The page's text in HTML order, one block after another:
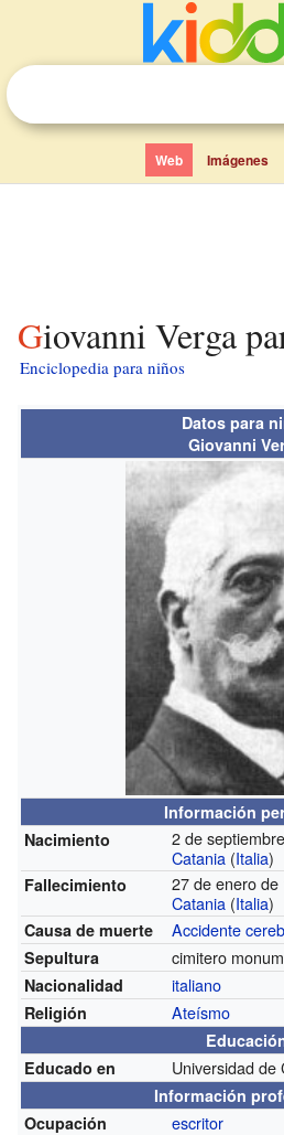
Web Imágenes
Giovanni Verga
Enciclopedia para niños
Datos para
Giovanni
Información
Nacimiento
2 de
Catania (Italia)
Fallecimiento
27 de enero de
Catania (Italia)
Causa de muerte Accidente
Sepultura cimitero
Nacionalidad italiano
Religión Ateísmo
Educado en
Universidad de
Información
Ocupación
escritor